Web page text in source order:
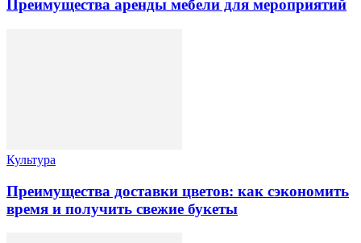
Преимущества аренды мебели для мероприятий
Культура
Преимущества доставки цветов: как сэкономить
время и получить свежие букеты